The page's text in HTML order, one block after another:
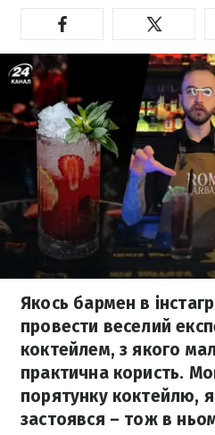
Якось бармен в
провести веселий
коктейлем, з якого
практична користь.
порятунку коктейлю,
застоявся – тож в